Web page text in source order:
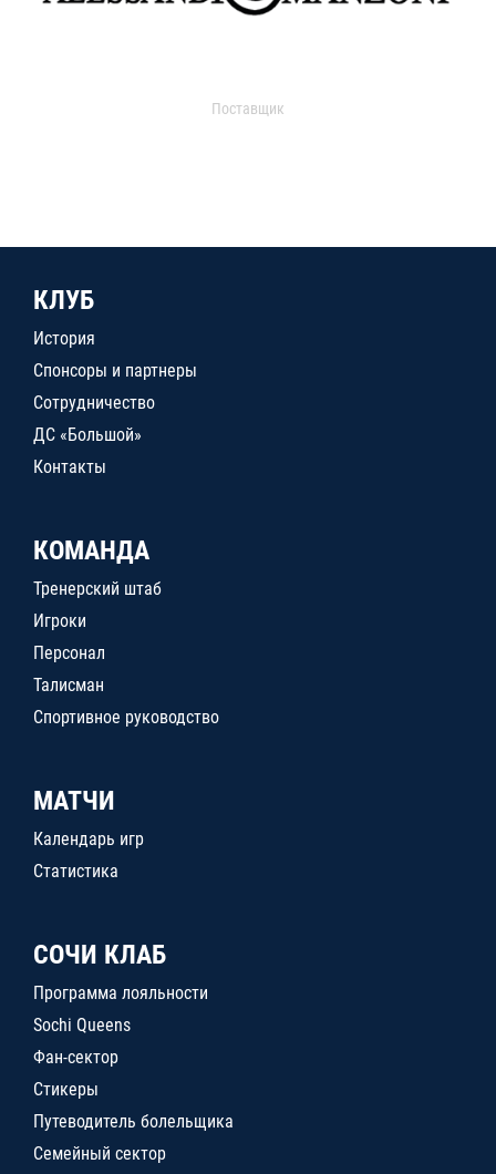
Поставщик
КЛУБ
История
Спонсоры и партнеры
Сотрудничество
ДС «Большой»
Контакты
КОМАНДА
Тренерский штаб
Игроки
Персонал
Талисман
Спортивное руководство
МАТЧИ
Календарь игр
Статистика
СОЧИ КЛАБ
Программа лояльности
Sochi Queens
Фан-сектор
Стикеры
Путеводитель болельщика
Семейный сектор